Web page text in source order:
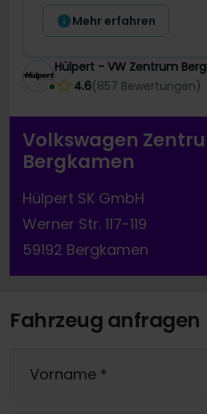
Mehr erfahren
Hülpert - VW Zentrum
4.6(857 Bewertungen)
Volkswagen
Bergkamen
Hülpert SK GmbH
Werner Str. 117-119
59192 Bergkamen
Fahrzeug anfragen
Vorname *